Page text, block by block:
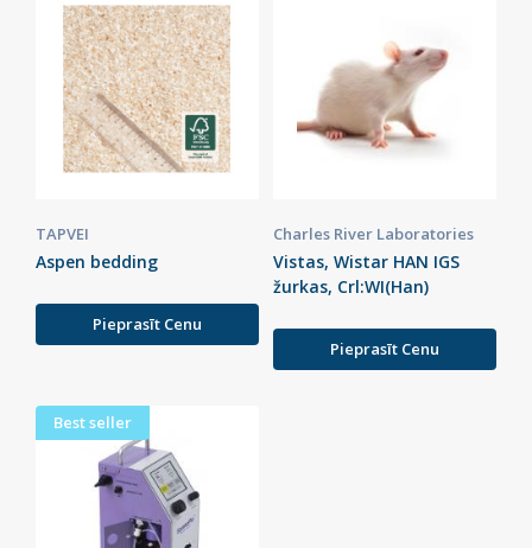
TAPVEI
Aspen bedding
Pieprasīt Cenu
Charles River Laboratories
Vistas, Wistar HAN IGS
žurkas, Crl:WI(Han)
Pieprasīt Cenu
Best seller